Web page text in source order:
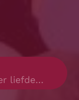
JEZ! lanceert nieuwe podcast over liefde naar aanleiding van Antwerp Pride - Welkom in onze Love Lounge! 💘